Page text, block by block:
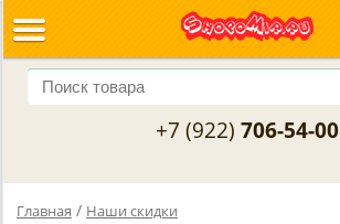
+7 (922) 706-54-00
Главная / Наши скидки